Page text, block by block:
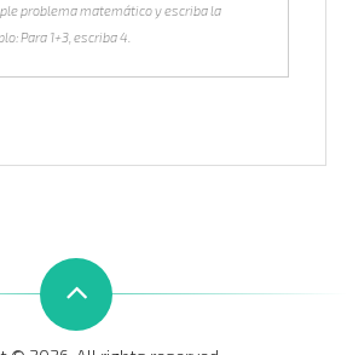
problema matemático y escriba la
Para 1+3, escriba 4.